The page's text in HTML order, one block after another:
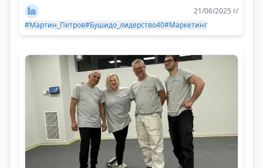
21/06/2025 г/
#Мартин_Петров#Бушидо_лидерство40#Маркетинг